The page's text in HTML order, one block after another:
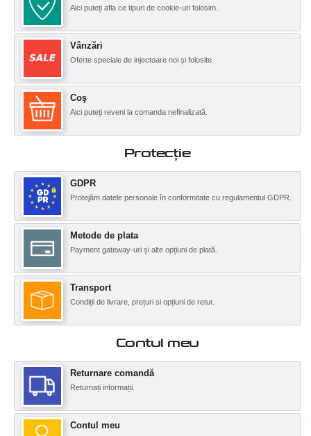
Aici puteți afla ce tipuri de cookie-uri folosim.
Vânzări
Oferte speciale de injectoare noi și folosite.
Coş
Aici puteți reveni la comanda nefinalizată.
Protecţie
GDPR
Protejăm datele personale în conformitate cu regulamentul GDPR.
Metode de plata
Payment gateway-uri și alte opțiuni de plată.
Transport
Condiții de livrare, prețuri si opțiuni de retur.
Contul meu
Returnare comandă
Returnați informații.
Contul meu